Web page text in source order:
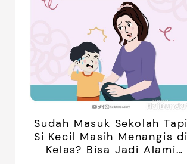
Sudah Masuk Sekolah Tapi
Si Kecil Masih Menangis di
Kelas? Bisa Jadi Alami